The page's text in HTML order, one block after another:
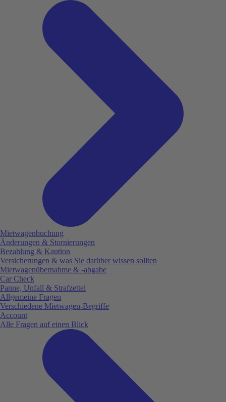
Mietwagenbuchung
Änderungen & Stornierungen
Bezahlung & Kaution
Versicherungen & was Sie darüber wissen sollten
Mietwagenübernahme & -abgabe
Car Check
Panne, Unfall & Strafzettel
Allgemeine Fragen
Verschiedene Mietwagen-Begriffe
Account
Alle Fragen auf einen Blick